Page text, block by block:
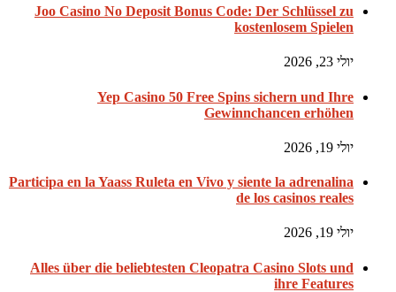
Joo Casino No Deposit Bonus Code: Der Schlüssel zu
kostenlosem Spielen
יולי 23, 2026
Yep Casino 50 Free Spins sichern und Ihre
Gewinnchancen erhöhen
יולי 19, 2026
Participa en la Yaass Ruleta en Vivo y siente la adrenalina
de los casinos reales
יולי 19, 2026
Alles über die beliebtesten Cleopatra Casino Slots und
ihre Features